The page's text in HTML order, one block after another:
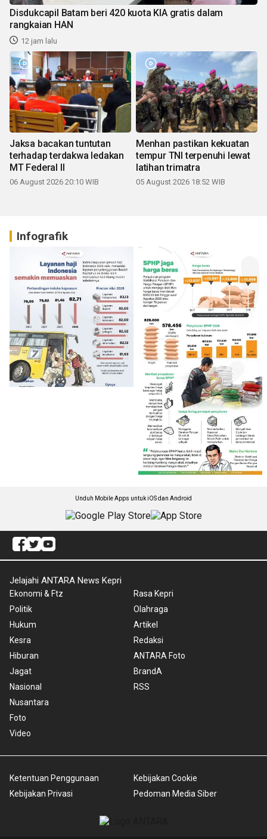
Disdukcapil Batam beri 420 kuota KIA gratis dalam
rangkaian HAN
12 jam lalu
Jaksa bacakan tuntutan
terhadap terdakwa ledakan
MT Federal II
06 August 2026 20:10 WIB
Menhan pastikan kekuatan
tempur TNI terpenuhi lewat
latihan trimatra
05 August 2026 18:52 WIB
Infografik
Unduh Mobile Apps untuk iOS dan Android
Jelajahi ANTARA News Kepri
Ekonomi & Ftz
Politik
Hukum
Kesra
Hiburan
Jagat
Nasional
Nusantara
Foto
Video
Rasa Kepri
Olahraga
Artikel
Redaksi
ANTARA Foto
BrandA
RSS
Ketentuan Penggunaan
Kebijakan Privasi
Kebijakan Cookie
Pedoman Media Siber